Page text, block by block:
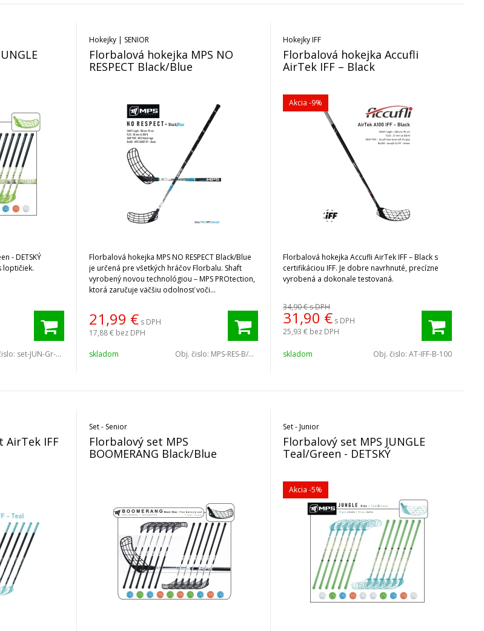
- DETSKÝ
loptičiek.
set-JUN-Gr-10/2
Hokejky | SENIOR
Florbalová hokejka MPS NO
RESPECT Black/Blue
Florbalová hokejka MPS NO RESPECT Black/Blue
je určená pre všetkých hráčov Florbalu. Shaft
vyrobený novou technológiou – MPS PROtection,
ktorá zaručuje väčšiu odolnosť voči
21,99 € s DPH
17,88 € bez DPH
skladom Obj. čislo: MPS-RES-B/B-100
Hokejky IFF
Florbalová hokejka Accufli
AirTek IFF – Black
Akcia -9%
Florbalová hokejka Accufli AirTek IFF – Black s
certifikáciou IFF. Je dobre navrhnuté, precízne
vyrobená a dokonale testovaná.
34,90 €s DPH
31,90 € s DPH
25,93 € bez DPH
skladom Obj. čislo: AT-IFF-B-100
AirTek IFF
Set - Senior
Florbalový set MPS
BOOMERANG Black/Blue
Set - Junior
Florbalový set MPS JUNGLE
Teal/Green - DETSKÝ
Akcia -5%